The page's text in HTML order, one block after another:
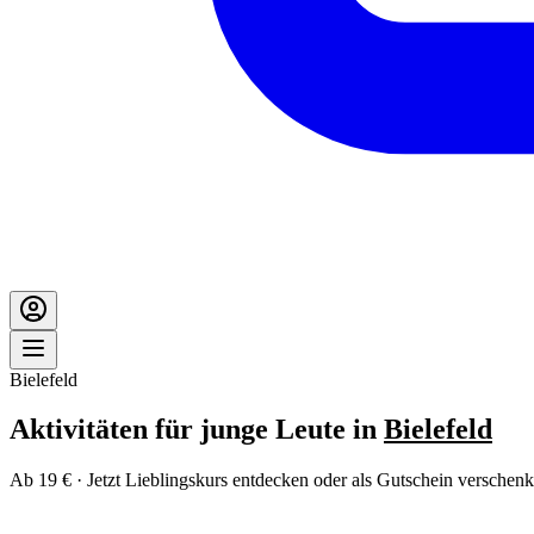
Bielefeld
Aktivitäten für junge Leute in Bielefeld
Ab 19 € · Jetzt Lieblingskurs entdecken oder als Gutschein